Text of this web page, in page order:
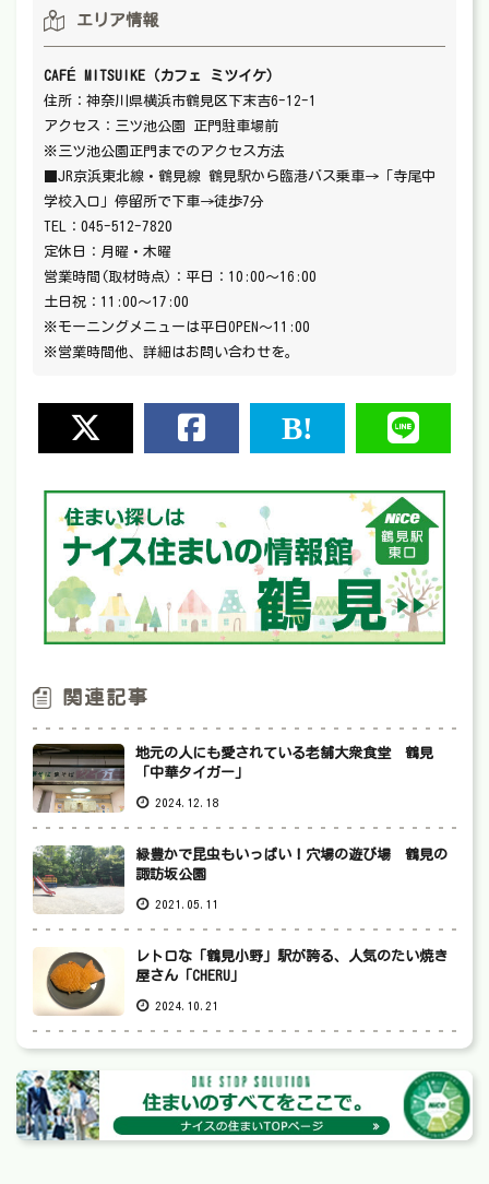
エリア情報
CAFÉ MITSUIKE（カフェ ミツイケ）
住所：神奈川県横浜市鶴見区下末吉6-12-1
アクセス：三ツ池公園 正門駐車場前
※三ツ池公園正門までのアクセス方法
■JR京浜東北線・鶴見線 鶴見駅から臨港バス乗車→「寺尾中
学校入口」停留所で下車→徒歩7分
TEL：045-512-7820
定休日：月曜・木曜
営業時間(取材時点)：平日：10:00～16:00
土日祝：11:00～17:00
※モーニングメニューは平日OPEN～11:00
※営業時間他、詳細はお問い合わせを。
関連記事
地元の人にも愛されている老舗大衆食堂 鶴見
「中華タイガー」
2024.12.18
緑豊かで昆虫もいっぱい！穴場の遊び場 鶴見の
諏訪坂公園
2021.05.11
レトロな「鶴見小野」駅が誇る、人気のたい焼き
屋さん「CHERU」
2024.10.21